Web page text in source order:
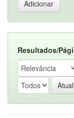
Resultados/